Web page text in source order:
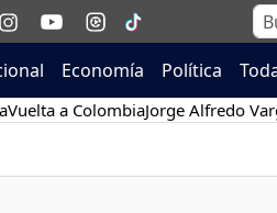
Economía Política
Vuelta a ColombiaJorge Alfredo